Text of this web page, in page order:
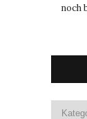
noch